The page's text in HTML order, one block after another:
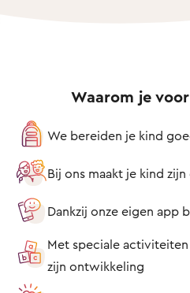
Waarom je
We bereiden je kind
Bij ons maakt je kind
Dankzij onze eigen app
Met speciale
zijn ontwikkeling